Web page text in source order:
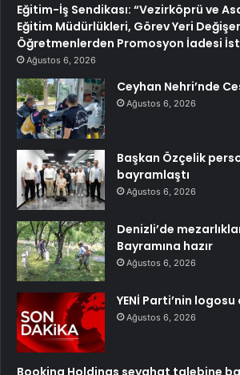
Eğitim-İş Sendikası: “Vezirköprü ve
Eğitim Müdürlükleri, Görev Yeri
Öğretmenlerden Promosyon İadesi
Ağustos 6, 2026
Ceyhan Nehri’nde
Ağustos 6, 2026
Başkan Özçelik
bayramlaştı
Ağustos 6, 2026
Denizli’de
Bayramına hazır
Ağustos 6, 2026
YENİ Parti’nin
Ağustos 6, 2026
Booking Holdings seyahat talebine